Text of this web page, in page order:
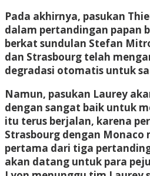
Pada akhirnya, pasukan
dalam pertandingan papan
berkat sundulan Stefan
dan Strasbourg telah
degradasi otomatis untuk
Namun, pasukan Laurey
dengan sangat baik untuk
itu terus berjalan, karena
Strasbourg dengan Monaco
pertama dari tiga
akan datang untuk para